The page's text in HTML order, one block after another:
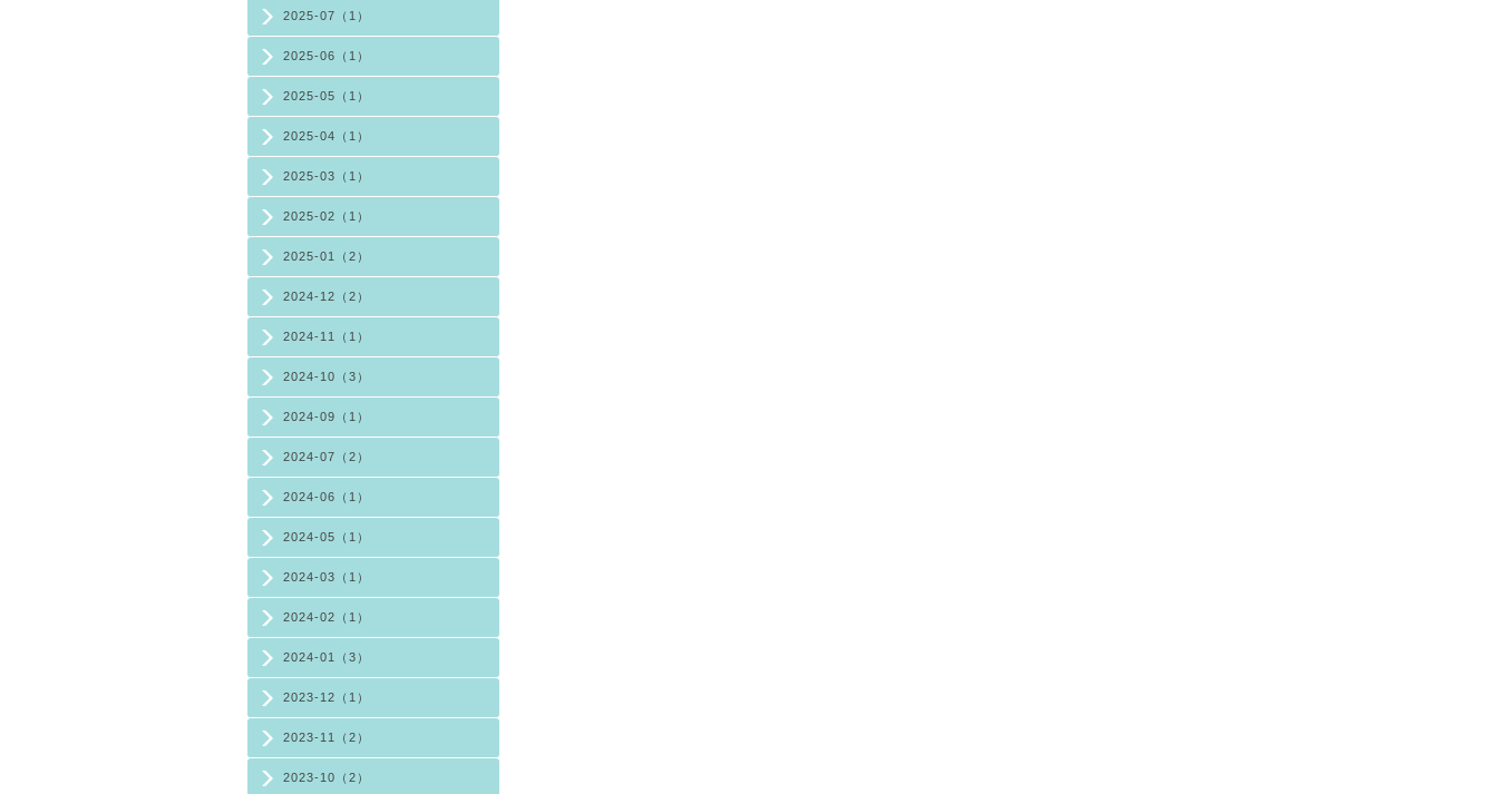
2025-07（1）
2025-06（1）
2025-05（1）
2025-04（1）
2025-03（1）
2025-02（1）
2025-01（2）
2024-12（2）
2024-11（1）
2024-10（3）
2024-09（1）
2024-07（2）
2024-06（1）
2024-05（1）
2024-03（1）
2024-02（1）
2024-01（3）
2023-12（1）
2023-11（2）
2023-10（2）